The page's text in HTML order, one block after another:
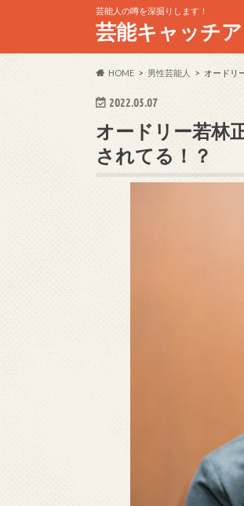
芸能人の噂を深掘りします！
芸能キャッチ
HOME 男性芸能人 オードリ
2022.05.07
オードリー若林
されてる！？